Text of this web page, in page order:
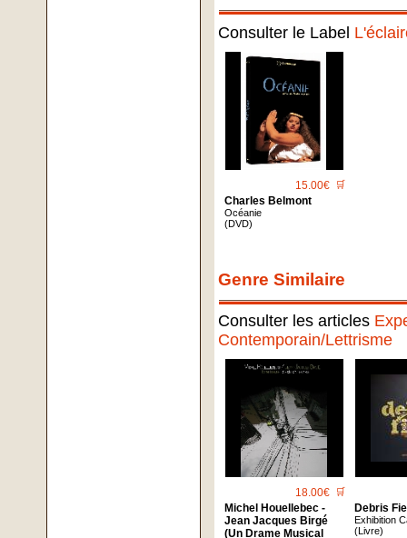
Consulter le Label
15.00€ 🛒
Charles Belmont
Océanie
(DVD)
Genre Similaire
Consulter les articles
Contemporain/Lettrisme
18.00€ 🛒
Michel Houellebec -
Jean Jacques Birgé
(Un Drame Musical
Debris
Exhibition
(Livre)